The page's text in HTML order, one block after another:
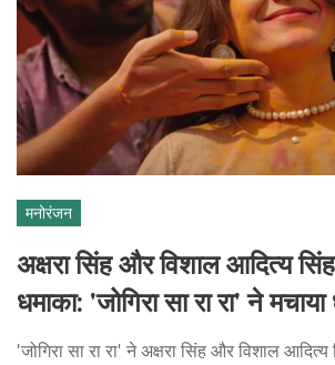
मनोरंजन
अक्षरा सिंह और विशाल आदित्य
धमाका: 'जोगिरा सा रा रा' ने
'जोगिरा सा रा रा' ने अक्षरा सिंह और विशाल